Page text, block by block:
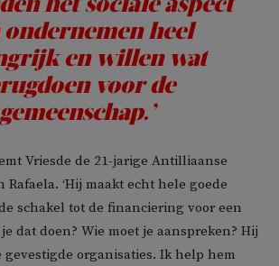
ondernemen heel
en willen wat
voor de
gemeenschap.’
Vriesde de 21-jarige Antilliaanse
Rafaela. ‘Hij maakt echt hele goede
schakel tot de financiering voor een
dat doen? Wie moet je aanspreken? Hij
gevestigde organisaties. Ik help hem